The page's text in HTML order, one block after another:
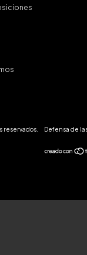
reservados. Defensa de